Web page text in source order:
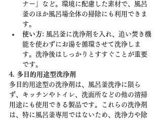
ナー」など。環境に配慮した素材で、風呂
釜のほか風呂場全体の掃除にも利用できま
す。
使い方: 風呂釜に洗浄剤を入れ、追い焚き機
能を使わずにお湯を循環させて洗浄しま
す。洗浄後はしっかりとすすぐことが重要
です。
4. 多目的用途型洗浄剤
多目的用途型の洗浄剤は、風呂釜洗浄に限ら
ず、キッチンやトイレ、洗面所などの他の清掃
用途にも使用できる製品です。これらの洗浄剤
は、特に風呂釜専用ではないため、洗浄力や除